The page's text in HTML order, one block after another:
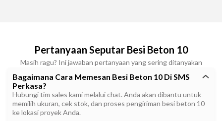
Pertanyaan Seputar Besi Beton 10
Masih ragu? Ini jawaban pertanyaan yang sering ditanyakan
Bagaimana Cara Memesan Besi Beton 10 Di SMS
Perkasa?
Hubungi tim sales kami melalui chat. Anda akan dibantu untuk
memilih ukuran, cek stok, dan proses pengiriman besi beton 10
ke lokasi proyek Anda.